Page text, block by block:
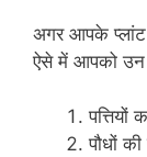
अगर आपके
ऐसे में आपको
पत्तियों
पौधों की